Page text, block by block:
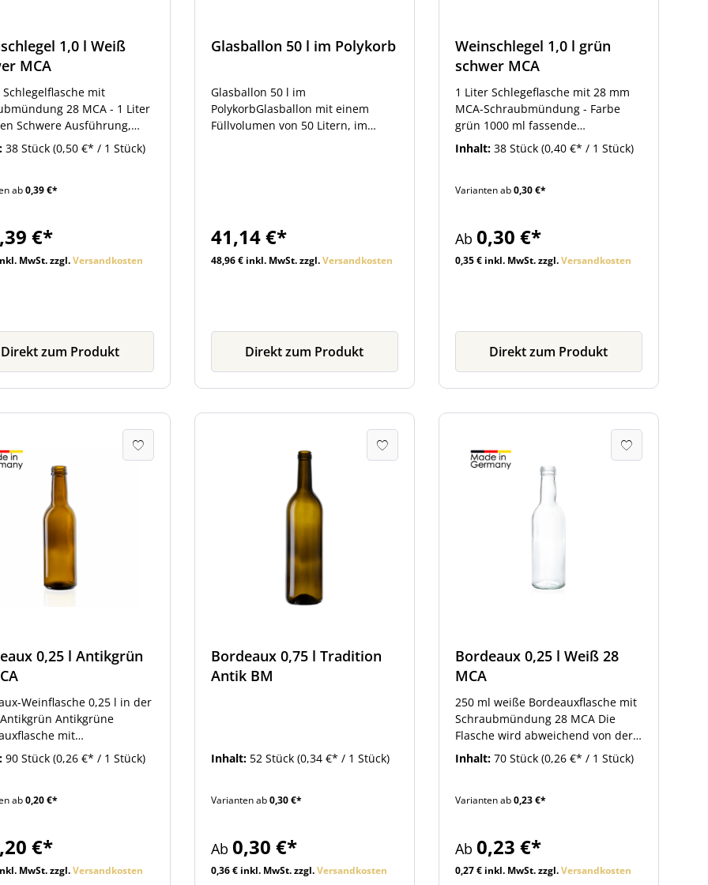
1,0 l Weiß
MCA
Schlegelflasche mit
28 MCA - 1 Liter
Schwere Ausführung,
Sie die Angabe im
Klassische
ist mit einer 28 mm MCA-
passende
und weitere
38 Stück (0,50 €* / 1 Stück)
ab0,39 €*
€*
MwSt. zzgl.Versandkosten
Direkt zum Produkt
Glasballon 50 l im Polykorb
Glasballon 50 l im
PolykorbGlasballon mit einem
Füllvolumen von 50 Litern, im
beträgt 5,3 cm Der
Außendurchmesser der Öffnung
41,14 €*
48,96 € inkl. MwSt. zzgl.Versandkosten
Direkt zum Produkt
Weinschlegel 1,0 l grün
schwer MCA
1 Liter Schlegeflasche mit 28 mm
MCA-Schraubmündung - Farbe
grün 1000 ml fassende
Weinflasche in schwerer
Ausführung. Passende
grünen Weinschlegel finden Sie im
Inhalt: 38 Stück (0,40 €* / 1 Stück)
Varianten ab0,30 €*
Ab 0,30 €*
0,35 € inkl. MwSt. zzgl.Versandkosten
Direkt zum Produkt
0,25 l Antikgrün
Weinflasche 0,25 l in der
Antikgrüne
mit
28 MCA. Die
wird abweichend von der
auch für Ölprodukte
Artikel im Zubehör.
90 Stück (0,26 €* / 1 Stück)
ab0,20 €*
€*
MwSt. zzgl.Versandkosten
Bordeaux 0,75 l Tradition
Antik BM
Inhalt: 52 Stück (0,34 €* / 1 Stück)
Varianten ab0,30 €*
Ab 0,30 €*
0,36 € inkl. MwSt. zzgl.Versandkosten
Bordeaux 0,25 l Weiß 28
MCA
250 ml weiße Bordeauxflasche mit
Schraubmündung 28 MCA Die
Flasche wird abweichend von der
eigentlichen Verwendung unter
anderem auch für Ölprodukte
Zubehör-Bereich finden Sie
Inhalt: 70 Stück (0,26 €* / 1 Stück)
Varianten ab0,23 €*
Ab 0,23 €*
0,27 € inkl. MwSt. zzgl.Versandkosten